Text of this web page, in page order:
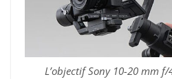
L’objectif Sony 10-20 mm